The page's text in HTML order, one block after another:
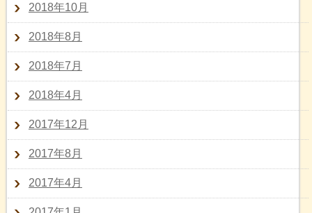
2018年10月
2018年8月
2018年7月
2018年4月
2017年12月
2017年8月
2017年4月